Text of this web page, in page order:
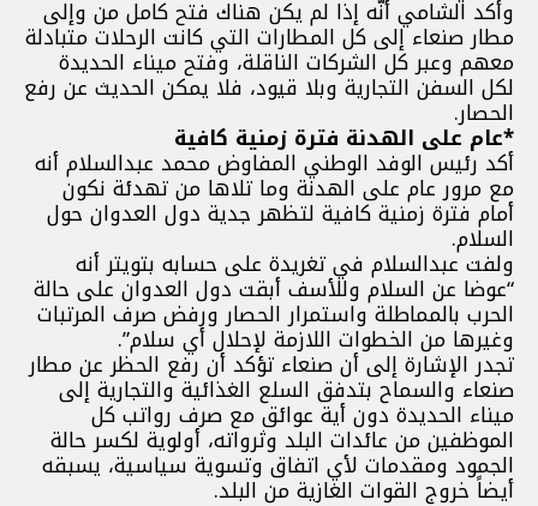
وأكد الشامي أنّه ‏إذا لم يكن هناك فتح كامل من وإلى
مطار صنعاء إلى كل المطارات التي كانت الرحلات متبادلة
معهم وعبر كل الشركات الناقلة، وفتح ميناء الحديدة
لكل السفن التجارية وبلا قيود، فلا يمكن الحديث عن رفع
الحصار.
*عام على الهدنة فترة زمنية كافية
أكد رئيس الوفد الوطني المفاوض محمد عبدالسلام أنه
مع مرور عام على الهدنة وما تلاها من تهدئة نكون
أمام فترة زمنية كافية لتظهر جدية دول العدوان حول
السلام.
ولفت عبدالسلام في تغريدة على حسابه بتويتر أنه
“عوضا عن السلام وللأسف أبقت دول العدوان على حالة
الحرب بالمماطلة واستمرار الحصار ورفض صرف المرتبات
وغيرها من الخطوات اللازمة لإحلال أي سلام”.
تجدر الإشارة إلى أن صنعاء تؤكد أن رفع الحظر عن مطار
صنعاء والسماح بتدفق السلع الغذائية والتجارية إلى
ميناء الحديدة دون أية عوائق مع صرف رواتب كل
الموظفين من عائدات البلد وثرواته، أولوية لكسر حالة
الجمود ومقدمات لأي اتفاق وتسوية سياسية، يسبقه
أيضاً خروج القوات الغازية من البلد.